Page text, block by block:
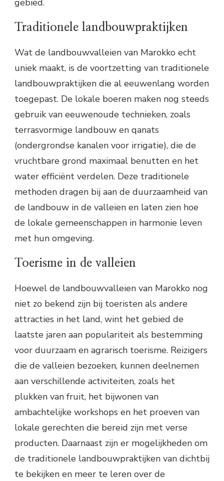
gebied.
Traditionele landbouwpraktijken
Wat de landbouwvalleien van Marokko echt
uniek maakt, is de voortzetting van traditionele
landbouwpraktijken die al eeuwenlang worden
toegepast. De lokale boeren maken nog steeds
gebruik van eeuwenoude technieken, zoals
terrasvormige landbouw en qanats
(ondergrondse kanalen voor irrigatie), die de
vruchtbare grond maximaal benutten en het
water efficiënt verdelen. Deze traditionele
methoden dragen bij aan de duurzaamheid van
de landbouw in de valleien en laten zien hoe
de lokale gemeenschappen in harmonie leven
met hun omgeving.
Toerisme in de valleien
Hoewel de landbouwvalleien van Marokko nog
niet zo bekend zijn bij toeristen als andere
attracties in het land, wint het gebied de
laatste jaren aan populariteit als bestemming
voor duurzaam en agrarisch toerisme. Reizigers
die de valleien bezoeken, kunnen deelnemen
aan verschillende activiteiten, zoals het
plukken van fruit, het bijwonen van
ambachtelijke workshops en het proeven van
lokale gerechten die bereid zijn met verse
producten. Daarnaast zijn er mogelijkheden om
de traditionele landbouwpraktijken van dichtbij
te bekijken en meer te leren over de